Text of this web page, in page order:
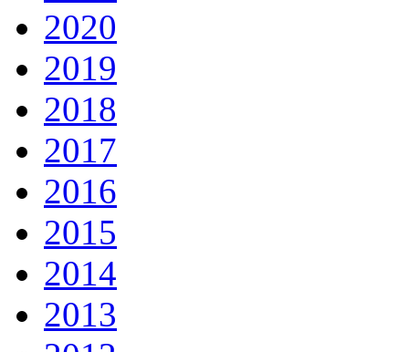
2020
2019
2018
2017
2016
2015
2014
2013